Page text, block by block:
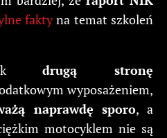
faktyna temat szkoleń
drugą stronę
wyposażeniem,
naprawdę sporo, a
motocyklem nie są